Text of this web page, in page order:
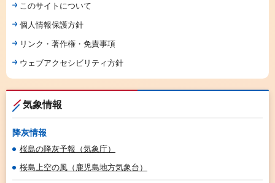
このサイトについて
個人情報保護方針
リンク・著作権・免責事項
ウェブアクセシビリティ方針
気象情報
降灰情報
桜島の降灰予報（気象庁）
桜島上空の風（鹿児島地方気象台）